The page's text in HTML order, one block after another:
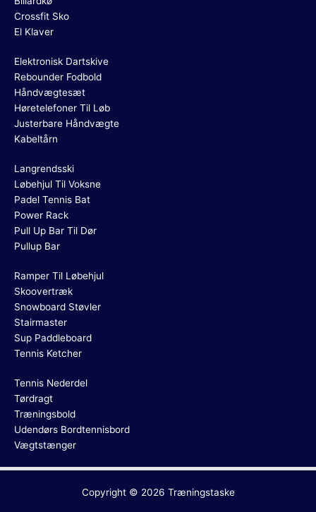
Crossfit Sko
El Klaver
Elektronisk Dartskive
Rebounder Fodbold
Håndvægtesæt
Høretelefoner Til Løb
Justerbare Håndvægte
Kabeltårn
Langrendsski
Løbehjul Til Voksne
Padel Tennis Bat
Power Rack
Pull Up Bar Til Dør
Pullup Bar
Ramper Til Løbehjul
Skoovertræk
Snowboard Støvler
Stairmaster
Sup Paddleboard
Tennis Ketcher
Tennis Nederdel
Tørdragt
Træningsbold
Udendørs Bordtennisbord
Vægtstænger
Copyright © 2026 Træningstaske